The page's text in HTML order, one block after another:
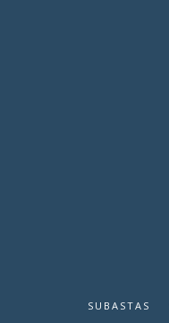
SUBASTAS